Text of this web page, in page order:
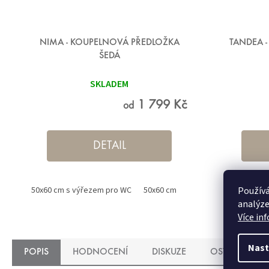
Více
NIMA - KOUPELNOVÁ PŘEDLOŽKA
ŠEDÁ
SKLADEM
od 1 799 Kč
DETAIL
50x60 cm s výřezem pro WC 50x60 cm 70x120
TANDEA
50x60 cm
POPIS HODNOCENÍ DISKUZE OSTATNÍ